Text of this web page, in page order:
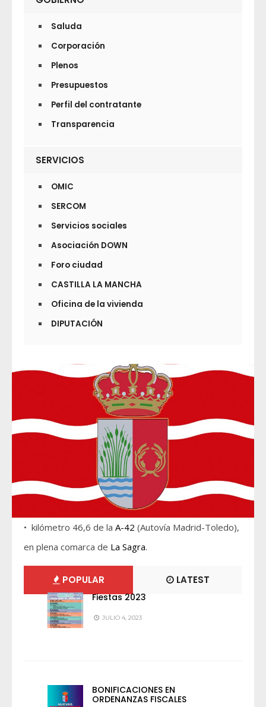
Saluda
Corporación
Plenos
Presupuestos
Perfil del contratante
Transparencia
SERVICIOS
OMIC
SERCOM
Servicios sociales
Asociación DOWN
Foro ciudad
CASTILLA LA MANCHA
Oficina de la vivienda
DIPUTACIÓN
• kilómetro 46,6 de la A-42 (Autovía Madrid-Toledo),
en plena comarca de La Sagra.
POPULAR LATEST
Fiestas 2023
JULIO 4, 2023
BONIFICACIONES EN
ORDENANZAS FISCALES